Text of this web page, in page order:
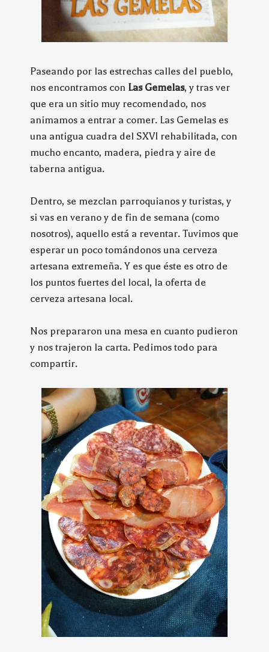
Paseando por las estrechas calles del pueblo,
nos encontramos con Las Gemelas, y tras ver
que era un sitio muy recomendado, nos
animamos a entrar a comer. Las Gemelas es
una antigua cuadra del SXVI rehabilitada, con
mucho encanto, madera, piedra y aire de
taberna antigua.
Dentro, se mezclan parroquianos y turistas, y
si vas en verano y de fin de semana (como
nosotros), aquello está a reventar. Tuvimos que
esperar un poco tomándonos una cerveza
artesana extremeña. Y es que éste es otro de
los puntos fuertes del local, la oferta de
cerveza artesana local.
Nos prepararon una mesa en cuanto pudieron
y nos trajeron la carta. Pedimos todo para
compartir.